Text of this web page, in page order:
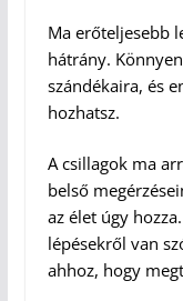
Ma erőteljesebb
hátrány.
szándékaira, és
hozhatsz.
A csillagok ma
belső
az élet úgy
lépésekről van
ahhoz, hogy